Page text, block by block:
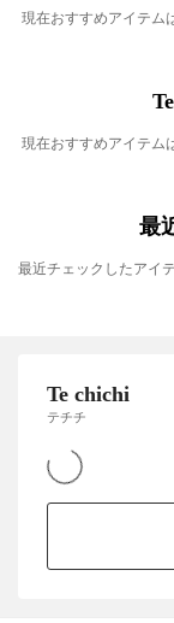
現在おすすめアイテム
現在おすすめアイテム
最
最近チェックしたアイ
Te chichi
テチチ